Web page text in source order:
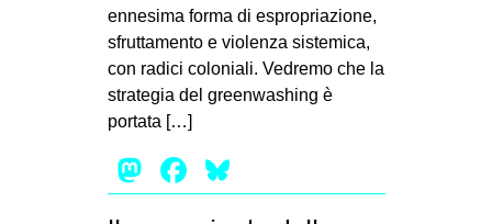
ennesima forma di espropriazione,
sfruttamento e violenza sistemica,
con radici coloniali. Vedremo che la
strategia del greenwashing è
portata […]
Mastodon
Facebook